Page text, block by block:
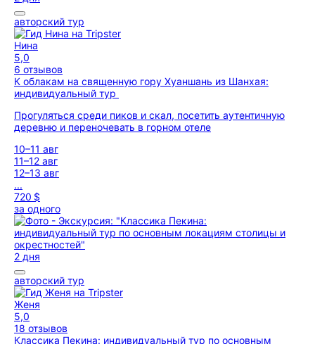
авторский тур
Нина
5,0
6 отзывов
К облакам на священную гору Хуаншань из Шанхая:
индивидуальный тур
Прогуляться среди пиков и скал, посетить аутентичную
деревню и переночевать в горном отеле
10–11 авг
11–12 авг
12–13 авг
...
720 $
за одного
2 дня
авторский тур
Женя
5,0
18 отзывов
Классика Пекина: индивидуальный тур по основным